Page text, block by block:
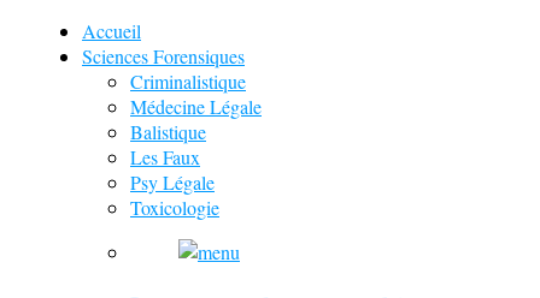
Accueil
Sciences Forensiques
Criminalistique
Médecine Légale
Balistique
Les Faux
Psy Légale
Toxicologie